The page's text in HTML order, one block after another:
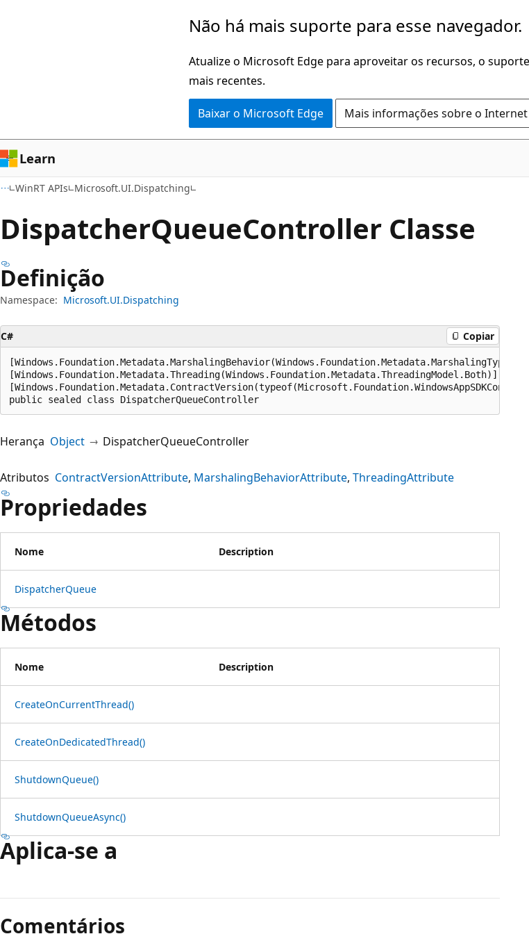
na
página
Não há mais suporte para esse navegador.
Atualize o Microsoft Edge para aproveitar os recursos, o
mais recentes.
Baixar o Microsoft Edge Mais informações sobre o
Learn
WinRT APIs Microsoft.UI.Dispatching
DispatcherQueueController Classe
Definição
Namespace: Microsoft.UI.Dispatching
C# Copiar
[Windows.Foundation.Metadata.Threading(Windows.Foundation.Metadata.ThreadingModel.Both)]
public sealed class DispatcherQueueController
Herança Object DispatcherQueueController
Atributos ContractVersionAttribute MarshalingBehaviorAttribute ThreadingAttribute
Propriedades
Nome Description
DispatcherQueue
Métodos
Nome Description
CreateOnCurrentThread()
CreateOnDedicatedThread()
ShutdownQueue()
ShutdownQueueAsync()
Aplica-se a
Comentários